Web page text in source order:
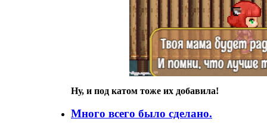
Ну, и под катом тоже их добавила!
Много всего было сделано.